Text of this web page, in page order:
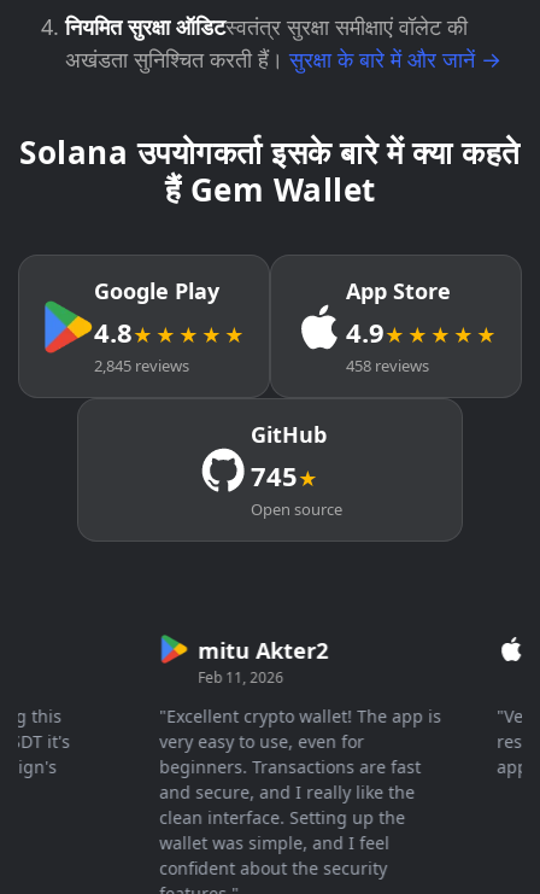
नियमित सुरक्षा ऑडिटस्वतंत्र सुरक्षा समीक्षाएं वॉलेट की
अखंडता सुनिश्चित करती हैं।सुरक्षा के बारे में और जानें →
Solana उपयोगकर्ता इसके बारे में क्या कहते
हैं Gem Wallet
Google Play
4.8★★★★★
2,845 reviews
App Store
4.9★★★★★
458 reviews
GitHub
745★
Open source
it's
mitu Akter2
Feb 11, 2026
"Excellent crypto wallet! The app is
very easy to use, even for
beginners. Transactions are fast
and secure, and I really like the
clean interface. Setting up the
wallet was simple, and I feel
confident about the security
"Very